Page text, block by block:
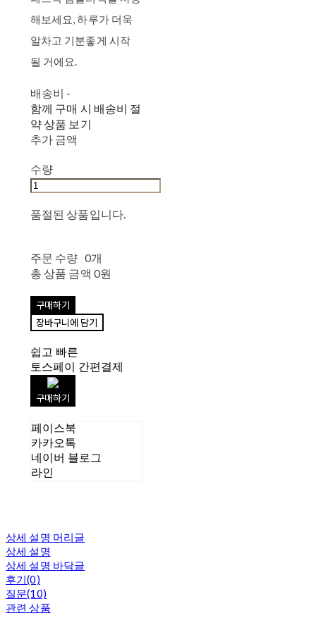
해보세요, 하루가 더욱
알차고 기분좋게 시작
될 거에요.
배송비 -
함께 구매 시 배송비 절
약 상품 보기
추가 금액
수량
품절된 상품입니다.
주문 수량 0개
총 상품 금액 0원
구매하기
장바구니에 담기
쉽고 빠른
토스페이 간편결제
구매하기
페이스북
카카오톡
네이버 블로그
라인
상세 설명 머리글
상세 설명
상세 설명 바닥글
후기(0)
질문(10)
관련 상품